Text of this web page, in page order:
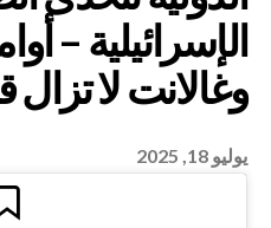
في:
يوليو 18, 2025